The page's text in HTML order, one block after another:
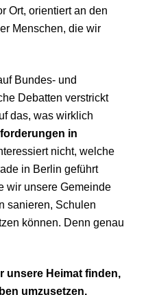
Ort, orientiert an den
Menschen, die wir
Bundes- und
Debatten verstrickt
das, was wirklich
in
nicht, welche
in Berlin geführt
wir unsere Gemeinde
sanieren, Schulen
können. Denn genau
unsere Heimat finden,
umzusetzen.